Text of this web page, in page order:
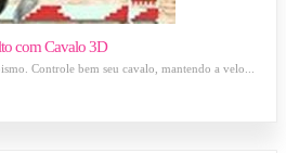
com Cavalo 3D
Controle bem seu cavalo, mantendo a velo...